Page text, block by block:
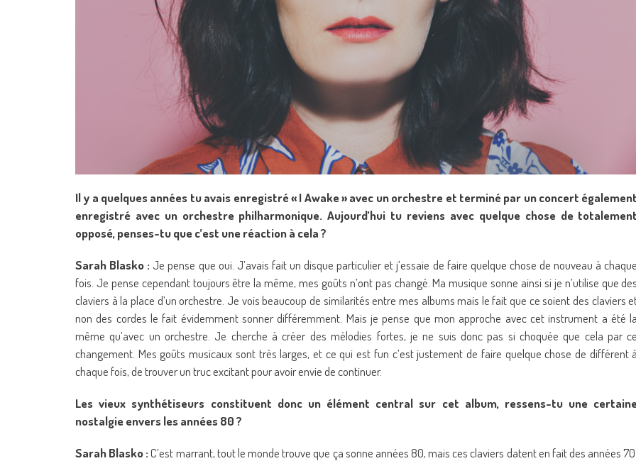
Il y a quelques années tu avais enregistré « I Awake » avec un orchestre et terminé par un concert également
enregistré avec un orchestre philharmonique. Aujourd’hui tu reviens avec quelque chose de totalement
opposé, penses-tu que c’est une réaction à cela ?
Sarah Blasko : Je pense que oui. J’avais fait un disque particulier et j’essaie de faire quelque chose de nouveau à chaque
fois. Je pense cependant toujours être la même, mes goûts n’ont pas changé. Ma musique sonne ainsi si je n’utilise que des
claviers à la place d’un orchestre. Je vois beaucoup de similarités entre mes albums mais le fait que ce soient des claviers
non des cordes le fait évidemment sonner différemment. Mais je pense que mon approche avec cet instrument a été la
même qu’avec un orchestre. Je cherche à créer des mélodies fortes, je ne suis donc pas si choquée que cela par ce
changement. Mes goûts musicaux sont très larges, et ce qui est fun c’est justement de faire quelque chose de différent à
chaque fois, de trouver un truc excitant pour avoir envie de continuer.
Les vieux synthétiseurs constituent donc un élément central sur cet album, ressens-tu une
nostalgie envers les années 80 ?
Sarah Blasko :C’est marrant, tout le monde trouve que ça sonne années 80, mais ces claviers datent en fait des années 70.